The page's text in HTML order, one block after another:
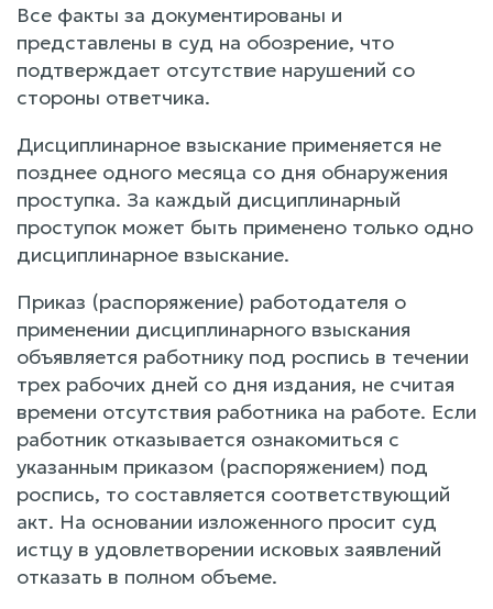
Все факты за документированы и
представлены в суд на обозрение, что
подтверждает отсутствие нарушений со
стороны ответчика.
Дисциплинарное взыскание применяется не
позднее одного месяца со дня обнаружения
проступка. За каждый дисциплинарный
проступок может быть применено только одно
дисциплинарное взыскание.
Приказ (распоряжение) работодателя о
применении дисциплинарного взыскания
объявляется работнику под роспись в течении
трех рабочих дней со дня издания, не считая
времени отсутствия работника на работе. Если
работник отказывается ознакомиться с
указанным приказом (распоряжением) под
роспись, то составляется соответствующий
акт. На основании изложенного просит суд
истцу в удовлетворении исковых заявлений
отказать в полном объеме.